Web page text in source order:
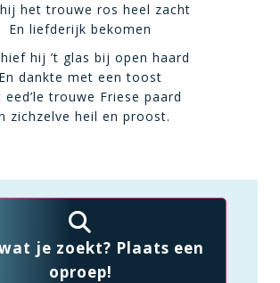
het trouwe ros heel zacht
En liefderijk bekomen
hij ’t glas bij open haard
En dankte met een toost
eed’le trouwe Friese paard
zichzelve heil en proost.
je zoekt? Plaats een
oproep!